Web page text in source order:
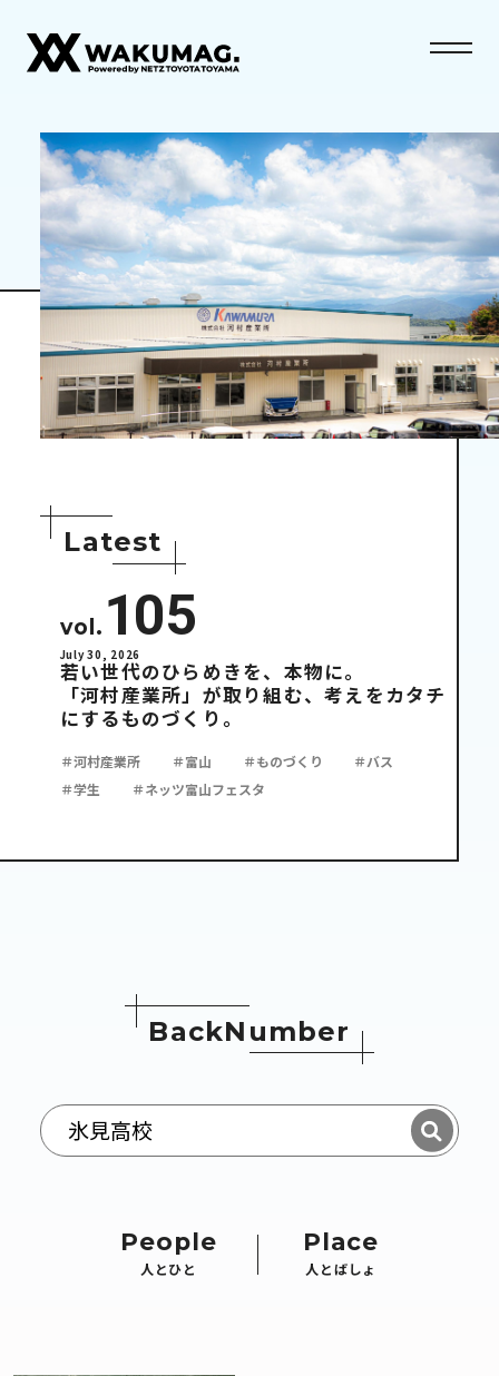
Latest
vol. 105
July 30, 2026
若い世代のひらめきを、本物に。
「河村産業所」が取り組む、考えをカタチ
にするものづくり。
＃河村産業所 ＃富山 ＃ものづくり
＃バス
＃学生
＃ネッツ富山フェスタ
BackN umber
People
人とひと
Place
人とばしょ